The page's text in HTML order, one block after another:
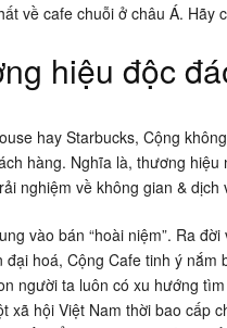
về cafe chuỗi ở châu Á. Hãy
hiệu độc
hay Starbucks, Cộng
hàng. Nghĩa là, thương
nghiệm về không gian & dịch
vào bán “hoài niệm”. Ra
hoá, Cộng Cafe tinh ý
người ta luôn có xu hướng
xã hội Việt Nam thời bao cấp